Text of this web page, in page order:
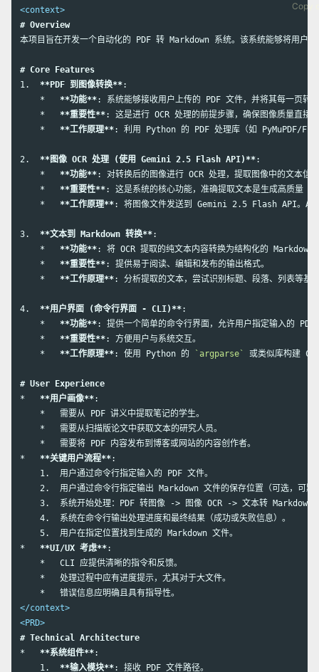
Copy
<context>
# Overview
本项目旨在开发一个自动化的 PDF 转 Markdown 系统。该系统能够将用户
# Core Features
1.
**PDF 到图像转换**
    *
**功能**
    *
**重要性**
    *
**工作原理**
2. **图像 OCR 处理 (使用 Gemini 2.5 Flash API)**
    *
**功能**
    *
**重要性**
    *
**工作原理**
3. **文本到 Markdown 转换**
    *
**功能**
    *
**重要性**
    *
**工作原理**
4. **用户界面 (命令行界面 - CLI)**
    *
**功能**
    *
**重要性**
    *
**工作原理**: 使用 Python 的 `argparse` 或类似库构建
# User Experience
*
**用户画像**
    *
    *
    *
*
**关键用户流程**
    1.
    2.
    3.
    4.
    5.
*
**UI/UX 考虑**
    *
    *
    *
</context>
<PRD>
# Technical Architecture
*
**系统组件**
    1.
**输入模块**